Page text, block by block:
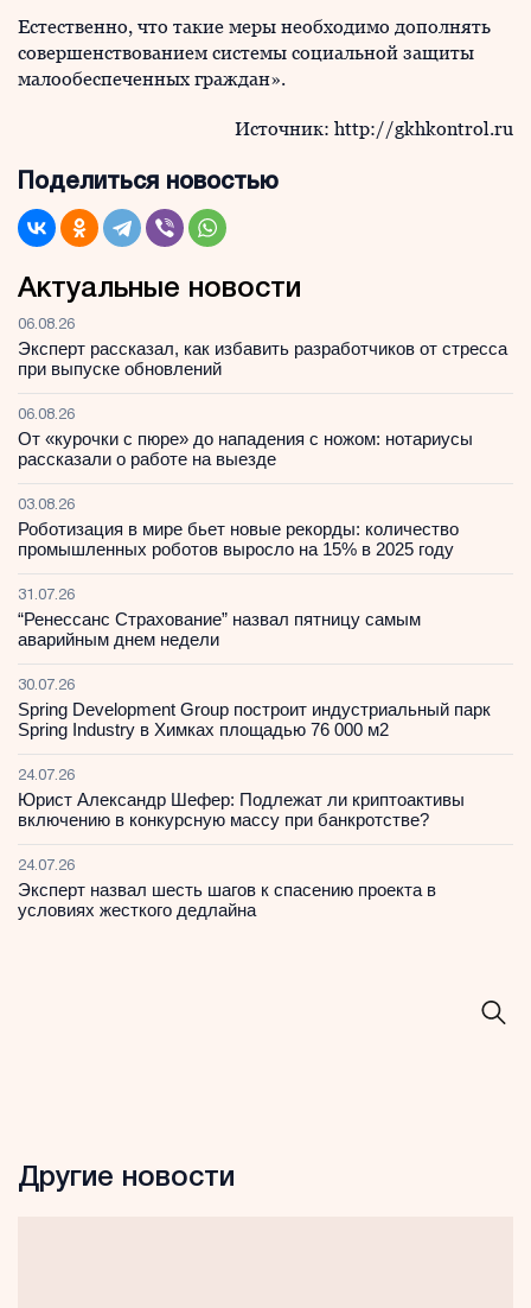
Естественно, что такие меры необходимо дополнять
совершенствованием системы социальной защиты
малообеспеченных граждан».
Источник: http://gkhkontrol.ru
Поделиться новостью
Актуальные новости
06.08.26
Эксперт рассказал, как избавить разработчиков от стресса
при выпуске обновлений
06.08.26
От «курочки с пюре» до нападения с ножом: нотариусы
рассказали о работе на выезде
03.08.26
Роботизация в мире бьет новые рекорды: количество
промышленных роботов выросло на 15% в 2025 году
31.07.26
“Ренессанс Страхование” назвал пятницу самым
аварийным днем недели
30.07.26
Spring Development Group построит индустриальный парк
Spring Industry в Химках площадью 76 000 м2
24.07.26
Юрист Александр Шефер: Подлежат ли криптоактивы
включению в конкурсную массу при банкротстве?
24.07.26
Эксперт назвал шесть шагов к спасению проекта в
условиях жесткого дедлайна
Другие новости